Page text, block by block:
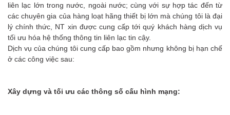
liên lạc lớn trong nước, ngoài nước; cùng với sự hợp tác đến từ
các chuyên gia của hàng loạt hãng thiết bị lớn mà chúng tôi là đại
lý chính thức, NT xin được cung cấp tới quý khách hàng dịch vụ
tối ưu hóa hệ thống thông tin liên lạc tin cậy.
Dịch vụ của chúng tôi cung cấp bao gồm nhưng không bị hạn chế
ở các công việc sau:
Xây dựng và tối ưu các thông số cấu hình mạng: